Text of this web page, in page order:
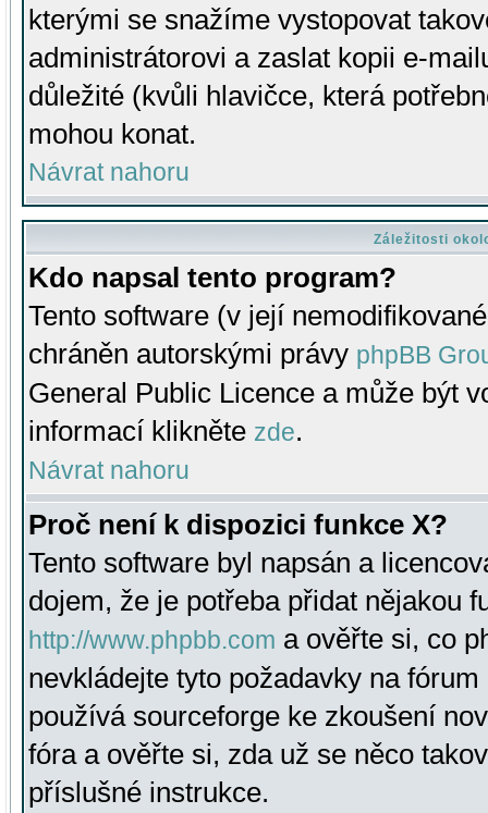
kterými se snažíme vystopovat
administrátorovi a zaslat kopii e-
důležité (kvůli hlavičce, která
mohou konat.
Návrat nahoru
Záležitosti
Kdo napsal tento program?
Tento software (v její
chráněn autorskými právy phpBB
General Public Licence a může být
informací klikněte zde.
Návrat nahoru
Proč není k dispozici funkce X?
Tento software byl napsán a
dojem, že je potřeba přidat nějakou
http://www.phpbb.com a ověřte si, co
nevkládejte tyto požadavky na
používá sourceforge ke zkoušení
fóra a ověřte si, zda už se něco
příslušné instrukce.